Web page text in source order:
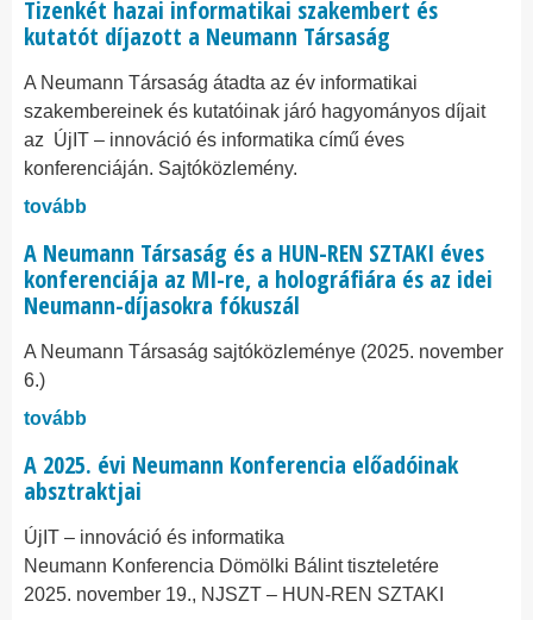
Tizenkét hazai informatikai szakembert és
kutatót díjazott a Neumann Társaság
A Neumann Társaság átadta az év informatikai
szakembereinek és kutatóinak járó hagyományos díjait
az ÚjIT – innováció és informatika című éves
konferenciáján. Sajtóközlemény.
tovább
A Neumann Társaság és a HUN-REN SZTAKI éves
konferenciája az MI-re, a holográfiára és az idei
Neumann-díjasokra fókuszál
A Neumann Társaság sajtóközleménye (2025. november
6.)
tovább
A 2025. évi Neumann Konferencia előadóinak
absztraktjai
ÚjIT – innováció és informatika
Neumann Konferencia Dömölki Bálint tiszteletére
2025. november 19., NJSZT – HUN-REN SZTAKI